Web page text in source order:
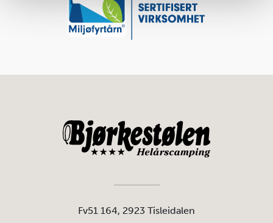
Fv51 164, 2923 Tisleidalen